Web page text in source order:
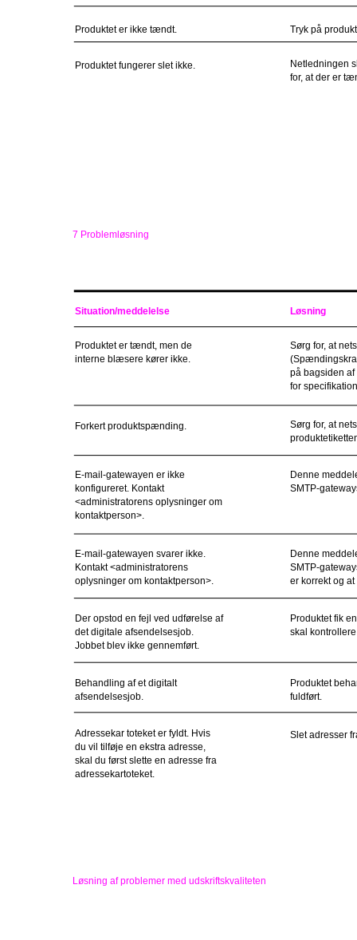
Produktet er ikke tændt. Tryk på
Produktet fungerer slet ikke.
Netledningen
for, at der er
7 Problemløsning
Løsning af problemer med udskriftskvaliteten
Produktet er tændt, men de
interne blæsere kører ikke.
Sørg for, at
på bagsiden
for
Forkert produktspænding.
Sørg for, at
E-mail-gatewayen er ikke
konfigureret. Kontakt
<administratorens oplysninger om
kontaktperson>.
Denne
SMTP-
E-mail-gatewayen svarer ikke.
Kontakt <administratorens
oplysninger om kontaktperson>.
Denne
SMTP-
er korrekt og
Der opstod en fejl ved udførelse af
det digitale afsendelsesjob.
Jobbet blev ikke gennemført.
Produktet fik
skal
Behandling af et digitalt
afsendelsesjob.
Produktet
fuldført.
Adressekar toteket er fyldt. Hvis
du vil tilføje en ekstra adresse,
skal du først slette en adresse fra
adressekartoteket.
Slet adresser
Situation/meddelelse Løsning